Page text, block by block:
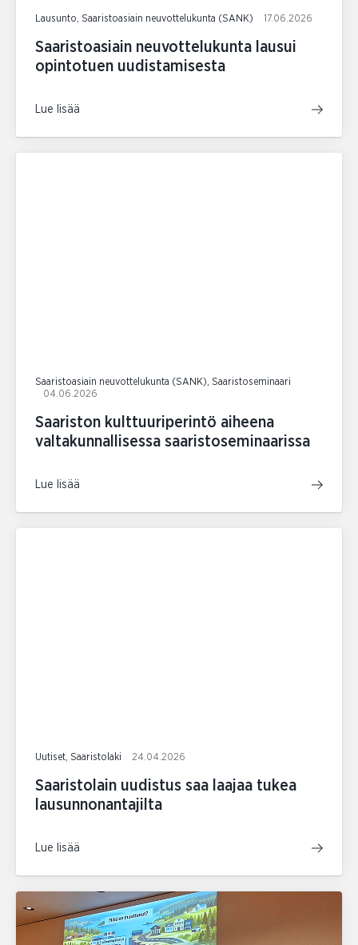
Lausunto, Saaristoasiain neuvottelukunta (SANK) 17.06.2026
Saaristoasiain neuvottelukunta lausui
opintotuen uudistamisesta
Lue lisää
Saaristoasiain neuvottelukunta (SANK), Saaristoseminaari
04.06.2026
Saariston kulttuuriperintö aiheena
valtakunnallisessa saaristoseminaarissa
Lue lisää
Uutiset, Saaristolaki 24.04.2026
Saaristolain uudistus saa laajaa tukea
lausunnonantajilta
Lue lisää